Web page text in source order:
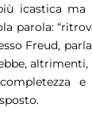
icastica ma
parola:
Freud,